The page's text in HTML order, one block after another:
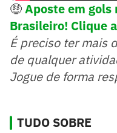
🤑Aposte em gols
Brasileiro! Clique
É preciso ter mais
de qualquer
Jogue de forma
TUDO SOBRE